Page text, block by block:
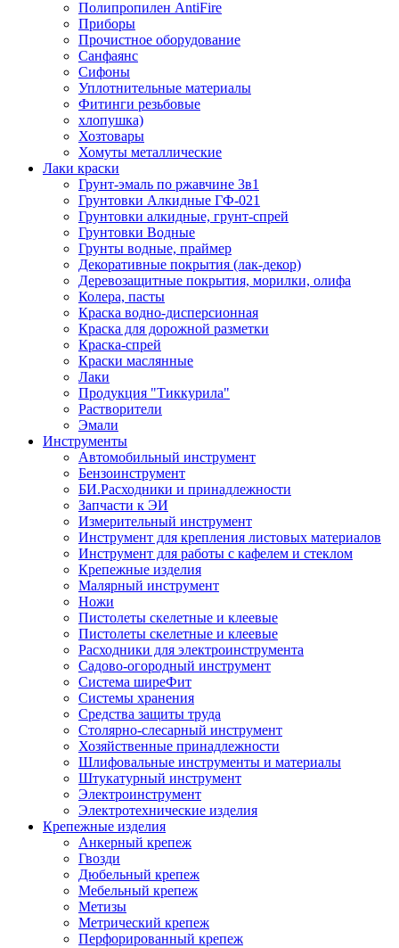
Полипропилен AntiFire
Приборы
Прочистное оборудование
Санфаянс
Сифоны
Уплотнительные материалы
Фитинги резьбовые
хлопушка)
Хозтовары
Хомуты металлические
Лаки краски
Грунт-эмаль по ржавчине 3в1
Грунтовки Алкидные ГФ-021
Грунтовки алкидные, грунт-спрей
Грунтовки Водные
Грунты водные, праймер
Декоративные покрытия (лак-декор)
Деревозащитные покрытия, морилки, олифа
Колера, пасты
Краска водно-дисперсионная
Краска для дорожной разметки
Краска-спрей
Краски маслянные
Лаки
Продукция "Тиккурила"
Растворители
Эмали
Инструменты
Автомобильный инструмент
Бензоинструмент
БИ.Расходники и принадлежности
Запчасти к ЭИ
Измерительный инструмент
Инструмент для крепления листовых материалов
Инструмент для работы с кафелем и стеклом
Крепежные изделия
Малярный инструмент
Ножи
Пистолеты скелетные и клеевые
Пистолеты скелетные и клеевые
Расходники для электроинструмента
Садово-огородный инструмент
Система ширеФит
Системы хранения
Средства защиты труда
Столярно-слесарный инструмент
Хозяйственные принадлежности
Шлифовальные инструменты и материалы
Штукатурный инструмент
Электроинструмент
Электротехнические изделия
Крепежные изделия
Анкерный крепеж
Гвозди
Дюбельный крепеж
Мебельный крепеж
Метизы
Метрический крепеж
Перфорированный крепеж